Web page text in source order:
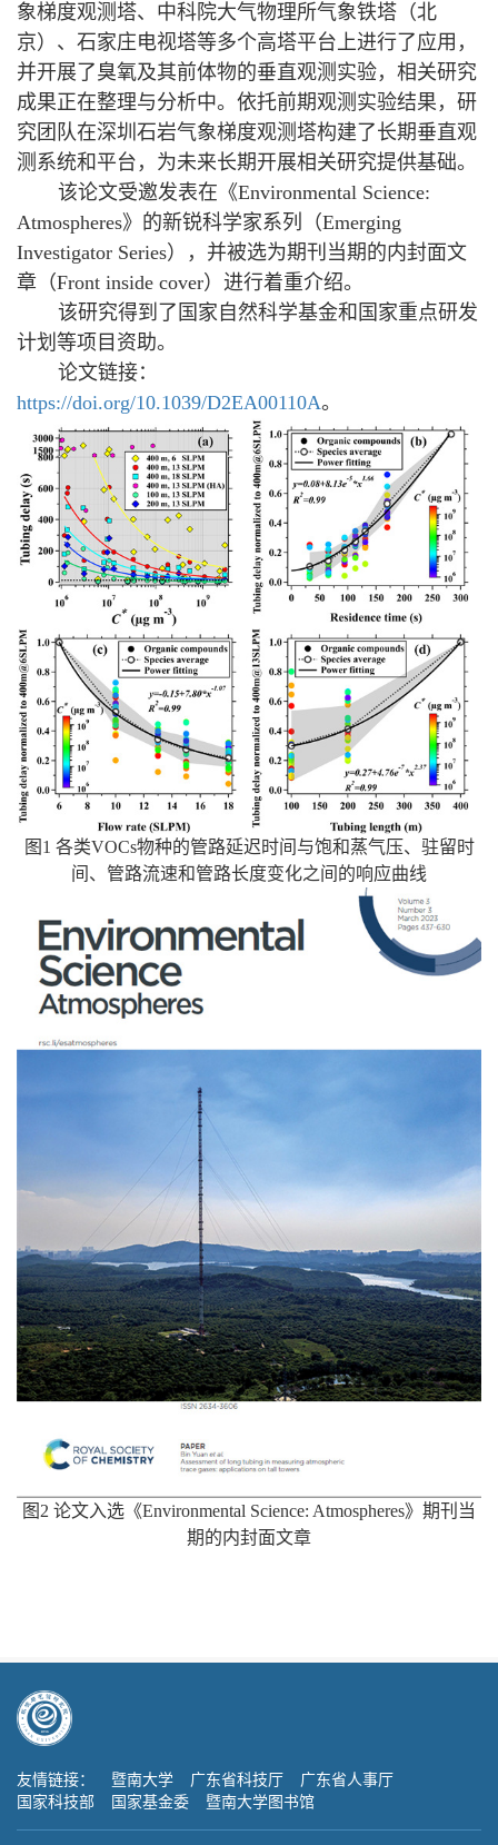
象梯度观测塔、中科院大气物理所气象铁塔（北
京）、石家庄电视塔等多个高塔平台上进行了应用，
并开展了臭氧及其前体物的垂直观测实验，相关研究
成果正在整理与分析中。依托前期观测实验结果，研
究团队在深圳石岩气象梯度观测塔构建了长期垂直观
测系统和平台，为未来长期开展相关研究提供基础。
该论文受邀发表在《Environmental Science:
Atmospheres》的新锐科学家系列（Emerging
Investigator Series），并被选为期刊当期的内封面文
章（Front inside cover）进行着重介绍。
该研究得到了国家自然科学基金和国家重点研发
计划等项目资助。
论文链接：
https://doi.org/10.1039/D2EA00110A。
图 1 各类VOCs物种的管路延迟时间与饱和蒸气压、驻留时
间、管路流速和管路长度变化之间的响应曲线
图 2 论文入选《Environmental Science: Atmospheres》期刊当
期的内封面文章
友情链接： 暨南大学 广东省科技厅
广东省人事厅
国家科技部
国家基金委 暨南大学图书馆